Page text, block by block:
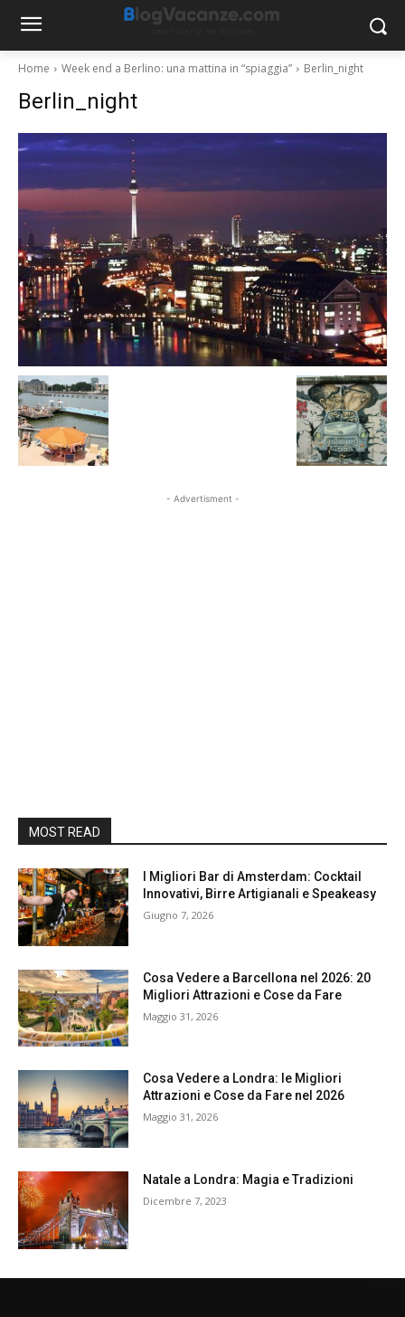
Home Week end a Berlino: una mattina in “spiaggia” Berlin_night
Berlin_night
- Advertisment -
MOST READ
I Migliori Bar di Amsterdam: Cocktail
Innovativi, Birre Artigianali e Speakeasy
Giugno 7, 2026
Cosa Vedere a Barcellona nel 2026: 20
Migliori Attrazioni e Cose da Fare
Maggio 31, 2026
Cosa Vedere a Londra: le Migliori
Attrazioni e Cose da Fare nel 2026
Maggio 31, 2026
Natale a Londra: Magia e Tradizioni
Dicembre 7, 2023